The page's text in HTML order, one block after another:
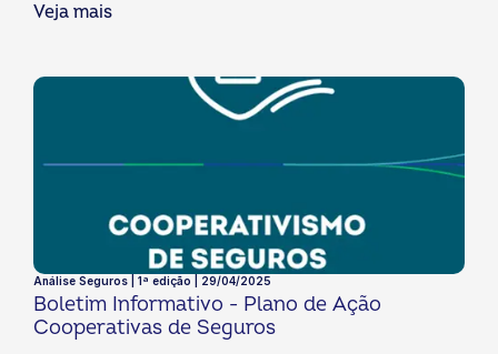
Veja mais
Análise Seguros | 1ª edição | 29/04/2025
Boletim Informativo - Plano de Ação
Cooperativas de Seguros